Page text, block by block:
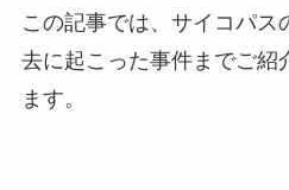
この記事では、サイコパス
去に起こった事件までご紹
ます。